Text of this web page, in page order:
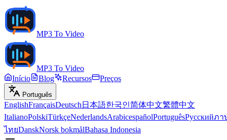
MP3 To Video
MP3 To Video
Início
Blog Recursos Preços
Português
EnglishFrançaisDeutsch 日本語한국인简体中文繁體中文
ItalianoPolskiTürkçeNederlandsArabicespañolPortuguêsРусскийภา
ไทยDanskNorsk bokmålBahasa Indonesia